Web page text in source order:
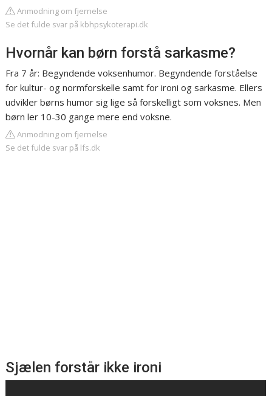
Anmodning om fjernelse
Se det fulde svar på kbhpsykoterapi.dk
Hvornår kan børn forstå sarkasme?
Fra 7 år: Begyndende voksenhumor. Begyndende forståelse
for kultur- og normforskelle samt for ironi og sarkasme. Ellers
udvikler børns humor sig lige så forskelligt som voksnes. Men
børn ler 10-30 gange mere end voksne.
Anmodning om fjernelse
Se det fulde svar på lfs.dk
Sjælen forstår ikke ironi